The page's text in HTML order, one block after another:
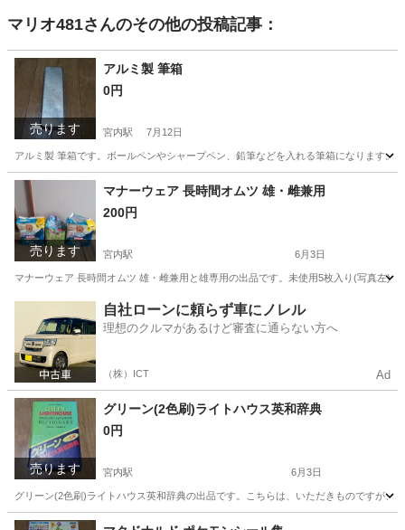
マリオ481さんのその他の投稿記事：
売ります
アルミ製 筆箱
0円
宮内駅 7月12日
アルミ製 筆箱です。ボールペンやシャープペン、鉛筆などを入れる筆箱になります
新潟 長岡市 宮内駅 その他 筆箱
売ります
マナーウェア 長時間オムツ 雄・雌兼用
200円
宮内駅 6月3日
マナーウェア 長時間オムツ 雄・雌兼用と雄専用の出品です。未使用5枚入り(写真左)
宮内駅 その他 オムツ
自社ローンに頼らず車にノレル
理想のクルマがあるけど審査に通らない方へ
（株）ICT Ad
売ります
グリーン(2色刷)ライトハウス英和辞典
0円
宮内駅 6月3日
グリーン(2色刷)ライトハウス英和辞典の出品です。こちらは、いただきものですが、
新潟 長岡市 宮内駅 語学、辞書